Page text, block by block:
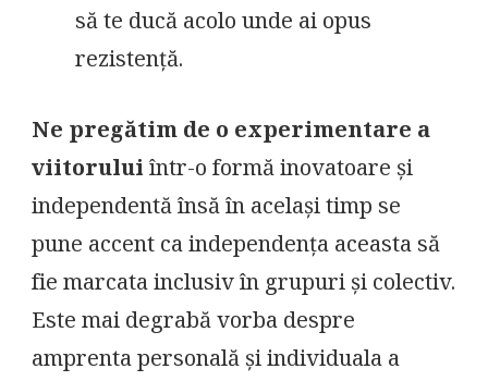
să te ducă acolo unde ai opus
rezistență.
Ne pregătim de o experimentare a
viitorului într-o formă inovatoare și
independentă însă în același timp se
pune accent ca independența aceasta să
fie marcata inclusiv în grupuri și colectiv.
Este mai degrabă vorba despre
amprenta personală și individuala a